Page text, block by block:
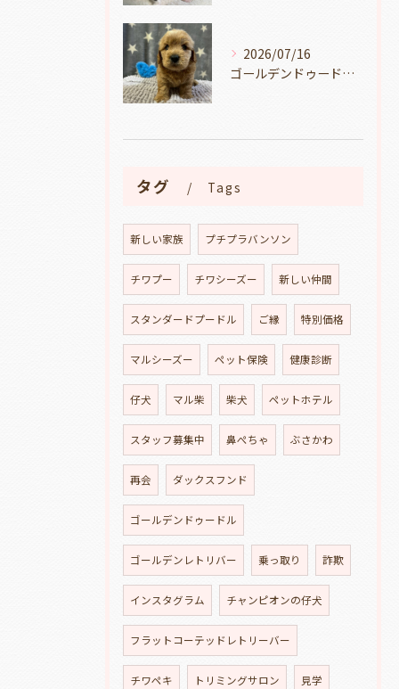
2026/07/16
ゴールデンドゥードルの仔犬の見学が出来ます🐶🐶🐶岐阜県養老町のブリーダーワンダフルパピーです。
タグ Tags
新しい家族 プチプラバンソン
チワプー チワシーズー 新しい仲間
スタンダードプードル ご縁 特別価格
マルシーズー ペット保険 健康診断
仔犬 マル柴 柴犬 ペットホテル
スタッフ募集中 鼻ぺちゃ ぶさかわ
再会 ダックスフンド
ゴールデンドゥードル
ゴールデンレトリバー 乗っ取り 詐欺
インスタグラム チャンピオンの仔犬
フラットコーテッドレトリーバー
チワペキ トリミングサロン 見学